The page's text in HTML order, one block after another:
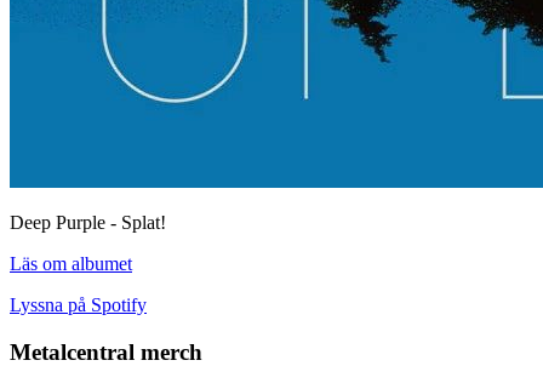
Deep Purple - Splat!
Läs om albumet
Lyssna på Spotify
Metalcentral merch